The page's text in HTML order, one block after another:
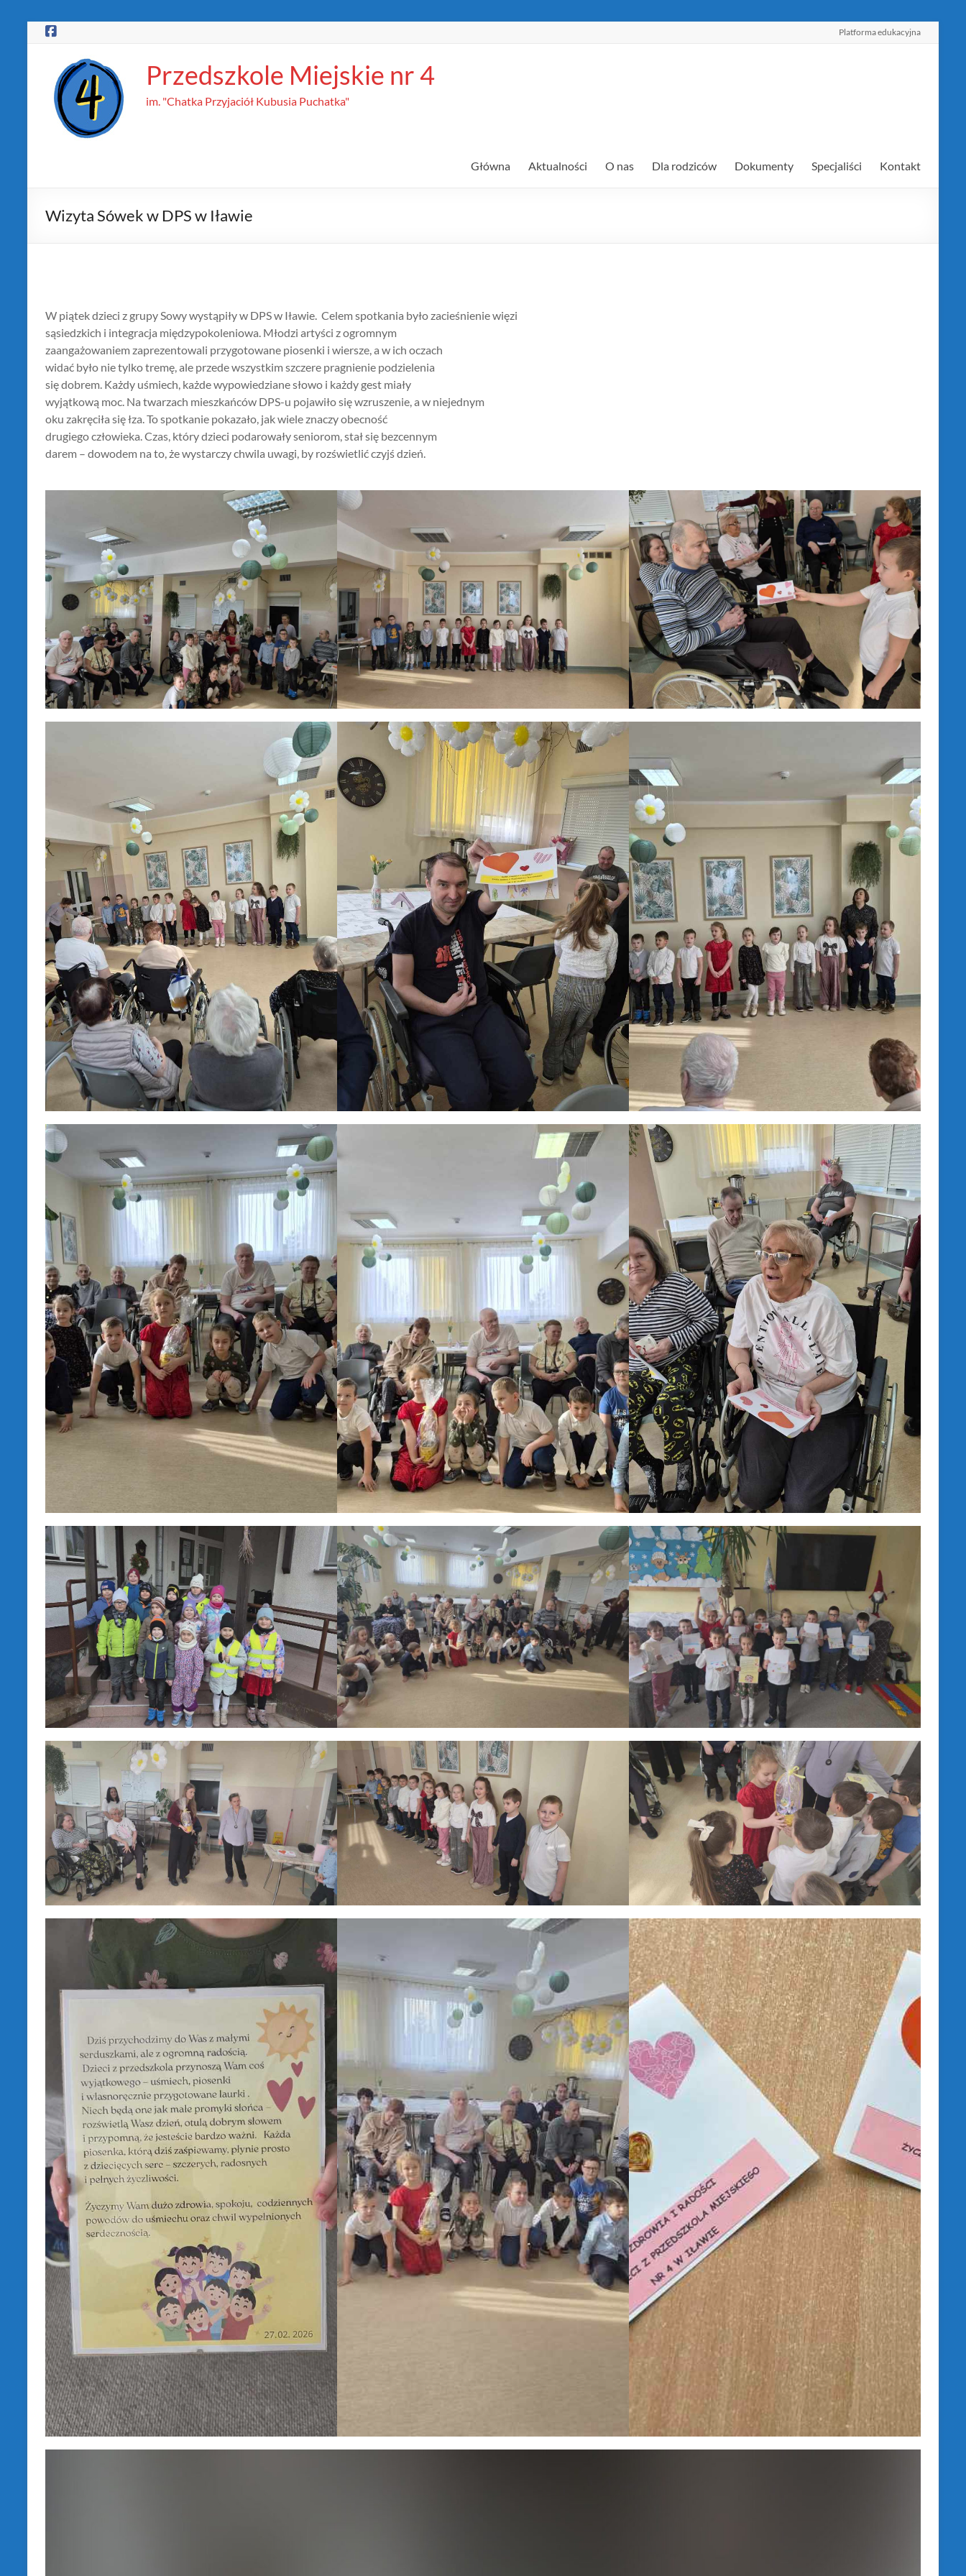
Skip
Platforma edukacyjna
Przedszkole Miejskie nr 4
im. "Chatka Przyjaciół Kubusia Puchatka"
Główna Aktualności O nas Dla rodziców Dokumenty Specjaliści Kontakt
Wizyta Sówek w DPS w Iławie
W piątek dzieci z grupy Sowy wystąpiły w DPS w Iławie. Celem spotkania było zacieśnienie więzi
sąsiedzkich i integracja międzypokoleniowa. Młodzi artyści z ogromnym
zaangażowaniem zaprezentowali przygotowane piosenki i wiersze, a w ich oczach
widać było nie tylko tremę, ale przede wszystkim szczere pragnienie podzielenia
się dobrem. Każdy uśmiech, każde wypowiedziane słowo i każdy gest miały
wyjątkową moc. Na twarzach mieszkańców DPS-u pojawiło się wzruszenie, a w niejednym
oku zakręciła się łza. To spotkanie pokazało, jak wiele znaczy obecność
drugiego człowieka. Czas, który dzieci podarowały seniorom, stał się bezcennym
darem – dowodem na to, że wystarczy chwila uwagi, by rozświetlić czyjś dzień.